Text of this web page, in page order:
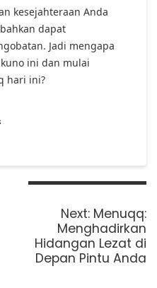
kesejahteraan Anda
dapat
Jadi mengapa
ini dan mulai
hari ini?
Next: Next
post:
Menuqq:
Menghadirkan
Hidangan Lezat di
Depan Pintu Anda